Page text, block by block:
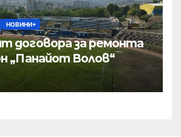
НОВИНИ+
договора за ремонта
„Панайот Волов“